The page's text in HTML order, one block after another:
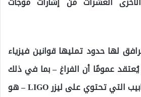
لها حدود تمليها قوانين فيزياء
عمومًا أن الفراغ – بما في ذلك
تلك الموجودة في الأنابيب التي تحتوي على ليزر LIGO – هو